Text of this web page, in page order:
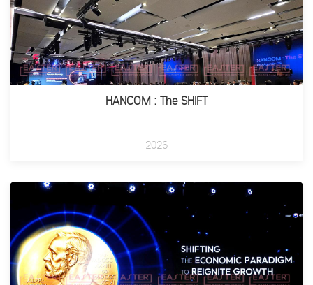
HANCOM : The SHIFT
2026